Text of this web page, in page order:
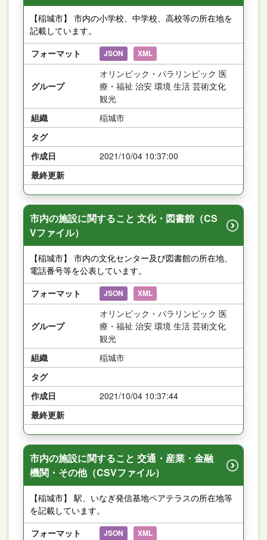
【稲城市】 市内の小学校、中学校、高校等の所在地を
記載しています。
フォーマット
JSON XML
グループ
オリンピック・パラリンピック 医
療・福祉 治安 環境 生活 芸術文化
観光
組織
稲城市
タグ
作成日
2021/10/04 10:37:00
最終更新
市内の施設に関すること 文化・図書館（CS
Vファイル）
【稲城市】 市内の文化センター及び図書館の所在地、
電話番号等を公表しています。
フォーマット
JSON XML
グループ
オリンピック・パラリンピック 医
療・福祉 治安 環境 生活 芸術文化
観光
組織
稲城市
タグ
作成日
2021/10/04 10:37:44
最終更新
市内の施設に関すること 交通・産業・金融
機関・その他（CSVファイル）
【稲城市】 駅、いなぎ発信基地ペアテラスの所在地等
を記載しています。
フォーマット
JSON XML